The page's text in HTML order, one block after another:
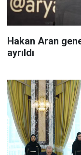
Hakan Aran
ayrıldı